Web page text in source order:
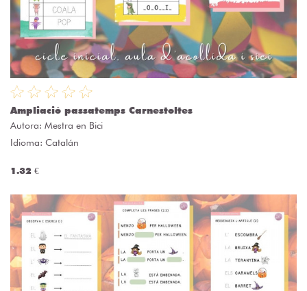
Ampliació passatemps Carnestoltes
Autora: Mestra en Bici
Idioma: Catalán
1.32 €